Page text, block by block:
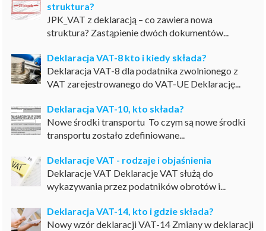
struktura?
JPK_VAT z deklaracją – co zawiera nowa
struktura? Zastąpienie dwóch dokumentów...
Deklaracja VAT-8 kto i kiedy składa?
Deklaracja VAT-8 dla podatnika zwolnionego z
VAT zarejestrowanego do VAT-UE Deklarację...
Deklaracja VAT-10, kto składa?
Nowe środki transportu To czym są nowe środki
transportu zostało zdefiniowane...
Deklaracje VAT - rodzaje i objaśnienia
Deklaracje VAT Deklaracje VAT służą do
wykazywania przez podatników obrotów i...
Deklaracja VAT-14, kto i gdzie składa?
Nowy wzór deklaracji VAT-14 Zmiany w deklaracji